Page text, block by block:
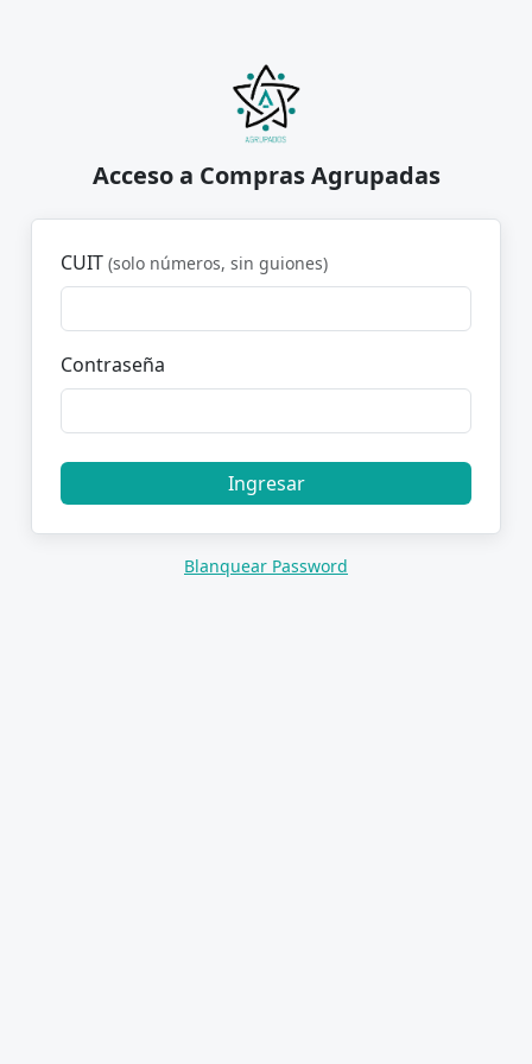
Acceso a Compras Agrupadas
CUIT (solo números, sin guiones)
Contraseña
Ingresar
Blanquear Password